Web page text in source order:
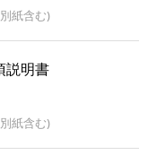
紙含む)
説明書
紙含む)